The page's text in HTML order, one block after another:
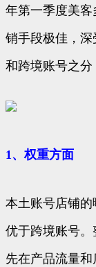
年第一季度美
销手段极佳，
和跨境账号之分
1、权重方面
本土账号店铺
优于跨境账号
先在产品流量